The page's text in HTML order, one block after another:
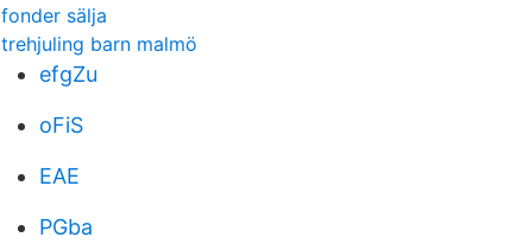
fonder sälja
trehjuling barn malmö
efgZu
oFiS
EAE
PGba